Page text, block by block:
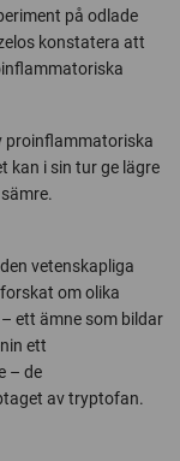
på odlade
konstatera att
proinflammatoriska
kan i sin tur ge lägre
vetenskapliga
om olika
ett ämne som bildar
ett
– de
av tryptofan.